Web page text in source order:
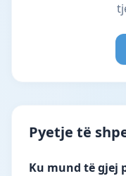
Pyetje të
Ku mund të gjej